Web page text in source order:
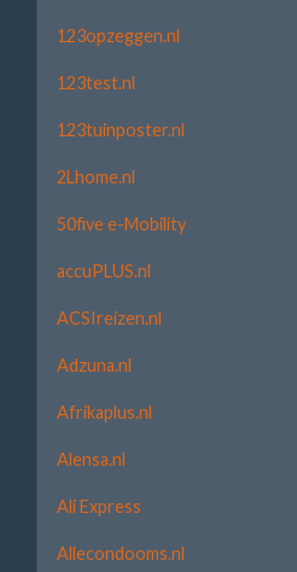
123opzeggen.nl
123test.nl
123tuinposter.nl
2Lhome.nl
50five e-Mobility
accuPLUS.nl
ACSIreizen.nl
Adzuna.nl
Afrikaplus.nl
Alensa.nl
Ali Express
Allecondooms.nl